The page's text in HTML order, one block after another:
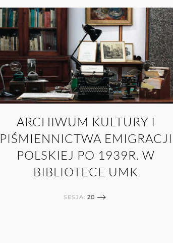
ARCHIWUM KULTURY I
PIŚMIENNICTWA EMIGRACJI
POLSKIEJ PO 1939R. W
BIBLIOTECE UMK
SESJA: 20